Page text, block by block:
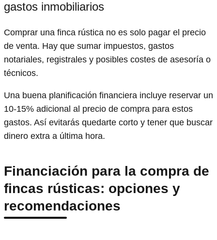
gastos inmobiliarios
Comprar una finca rústica no es solo pagar el precio
de venta. Hay que sumar impuestos, gastos
notariales, registrales y posibles costes de asesoría o
técnicos.
Una buena planificación financiera incluye reservar un
10-15% adicional al precio de compra para estos
gastos. Así evitarás quedarte corto y tener que buscar
dinero extra a última hora.
Financiación para la compra de
fincas rústicas: opciones y
recomendaciones